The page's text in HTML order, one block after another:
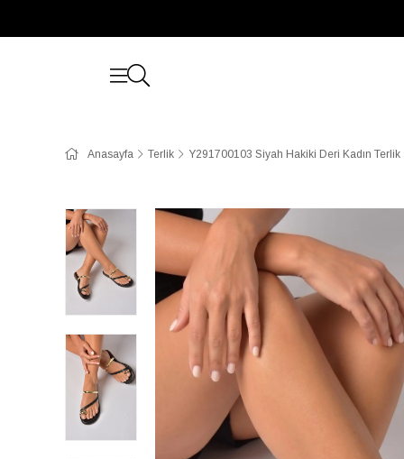
Anasayfa Terlik Y291700103 Siyah Hakiki Deri Kadın Terlik